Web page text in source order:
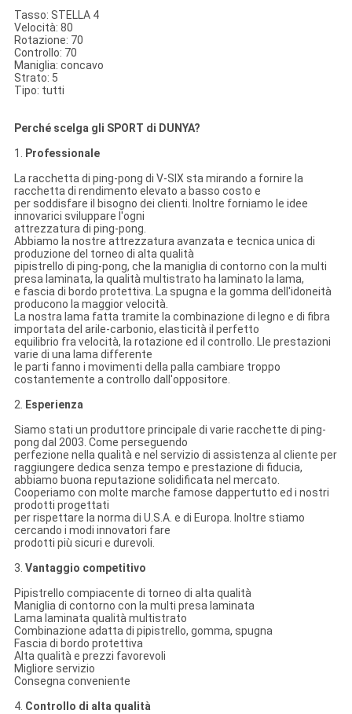
Tasso: STELLA 4
Velocità: 80
Rotazione: 70
Controllo: 70
Maniglia: concavo
Strato: 5
Tipo: tutti
Perché scelga gli SPORT di DUNYA?
1. Professionale
La racchetta di ping-pong di V-SIX sta mirando a fornire la
racchetta di rendimento elevato a basso costo e
per soddisfare il bisogno dei clienti. Inoltre forniamo le idee
innovarici sviluppare l'ogni
attrezzatura di ping-pong.
Abbiamo la nostre attrezzatura avanzata e tecnica unica di
produzione del torneo di alta qualità
pipistrello di ping-pong, che la maniglia di contorno con la multi
presa laminata, la qualità multistrato ha laminato la lama,
e fascia di bordo protettiva. La spugna e la gomma dell'idoneità
producono la maggior velocità.
La nostra lama fatta tramite la combinazione di legno e di fibra
importata del arile-carbonio, elasticità il perfetto
equilibrio fra velocità, la rotazione ed il controllo. Lle prestazioni
varie di una lama differente
le parti fanno i movimenti della palla cambiare troppo
costantemente a controllo dall'oppositore.
2. Esperienza
Siamo stati un produttore principale di varie racchette di ping-
pong dal 2003. Come perseguendo
perfezione nella qualità e nel servizio di assistenza al cliente per
raggiungere dedica senza tempo e prestazione di fiducia,
abbiamo buona reputazione solidificata nel mercato.
Cooperiamo con molte marche famose dappertutto ed i nostri
prodotti progettati
per rispettare la norma di U.S.A. e di Europa. Inoltre stiamo
cercando i modi innovatori fare
prodotti più sicuri e durevoli.
3. Vantaggio competitivo
Pipistrello compiacente di torneo di alta qualità
Maniglia di contorno con la multi presa laminata
Lama laminata qualità multistrato
Combinazione adatta di pipistrello, gomma, spugna
Fascia di bordo protettiva
Alta qualità e prezzi favorevoli
Migliore servizio
Consegna conveniente
4. Controllo di alta qualità